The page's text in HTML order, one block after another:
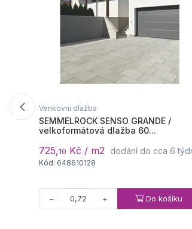
Venkovní dlažba
SEMMELROCK SENSO GRANDE /
velkoformátová dlažba 60...
725,10 Kč / m2 dodání do cca 6
Kód: 648610128
− + Do košíku